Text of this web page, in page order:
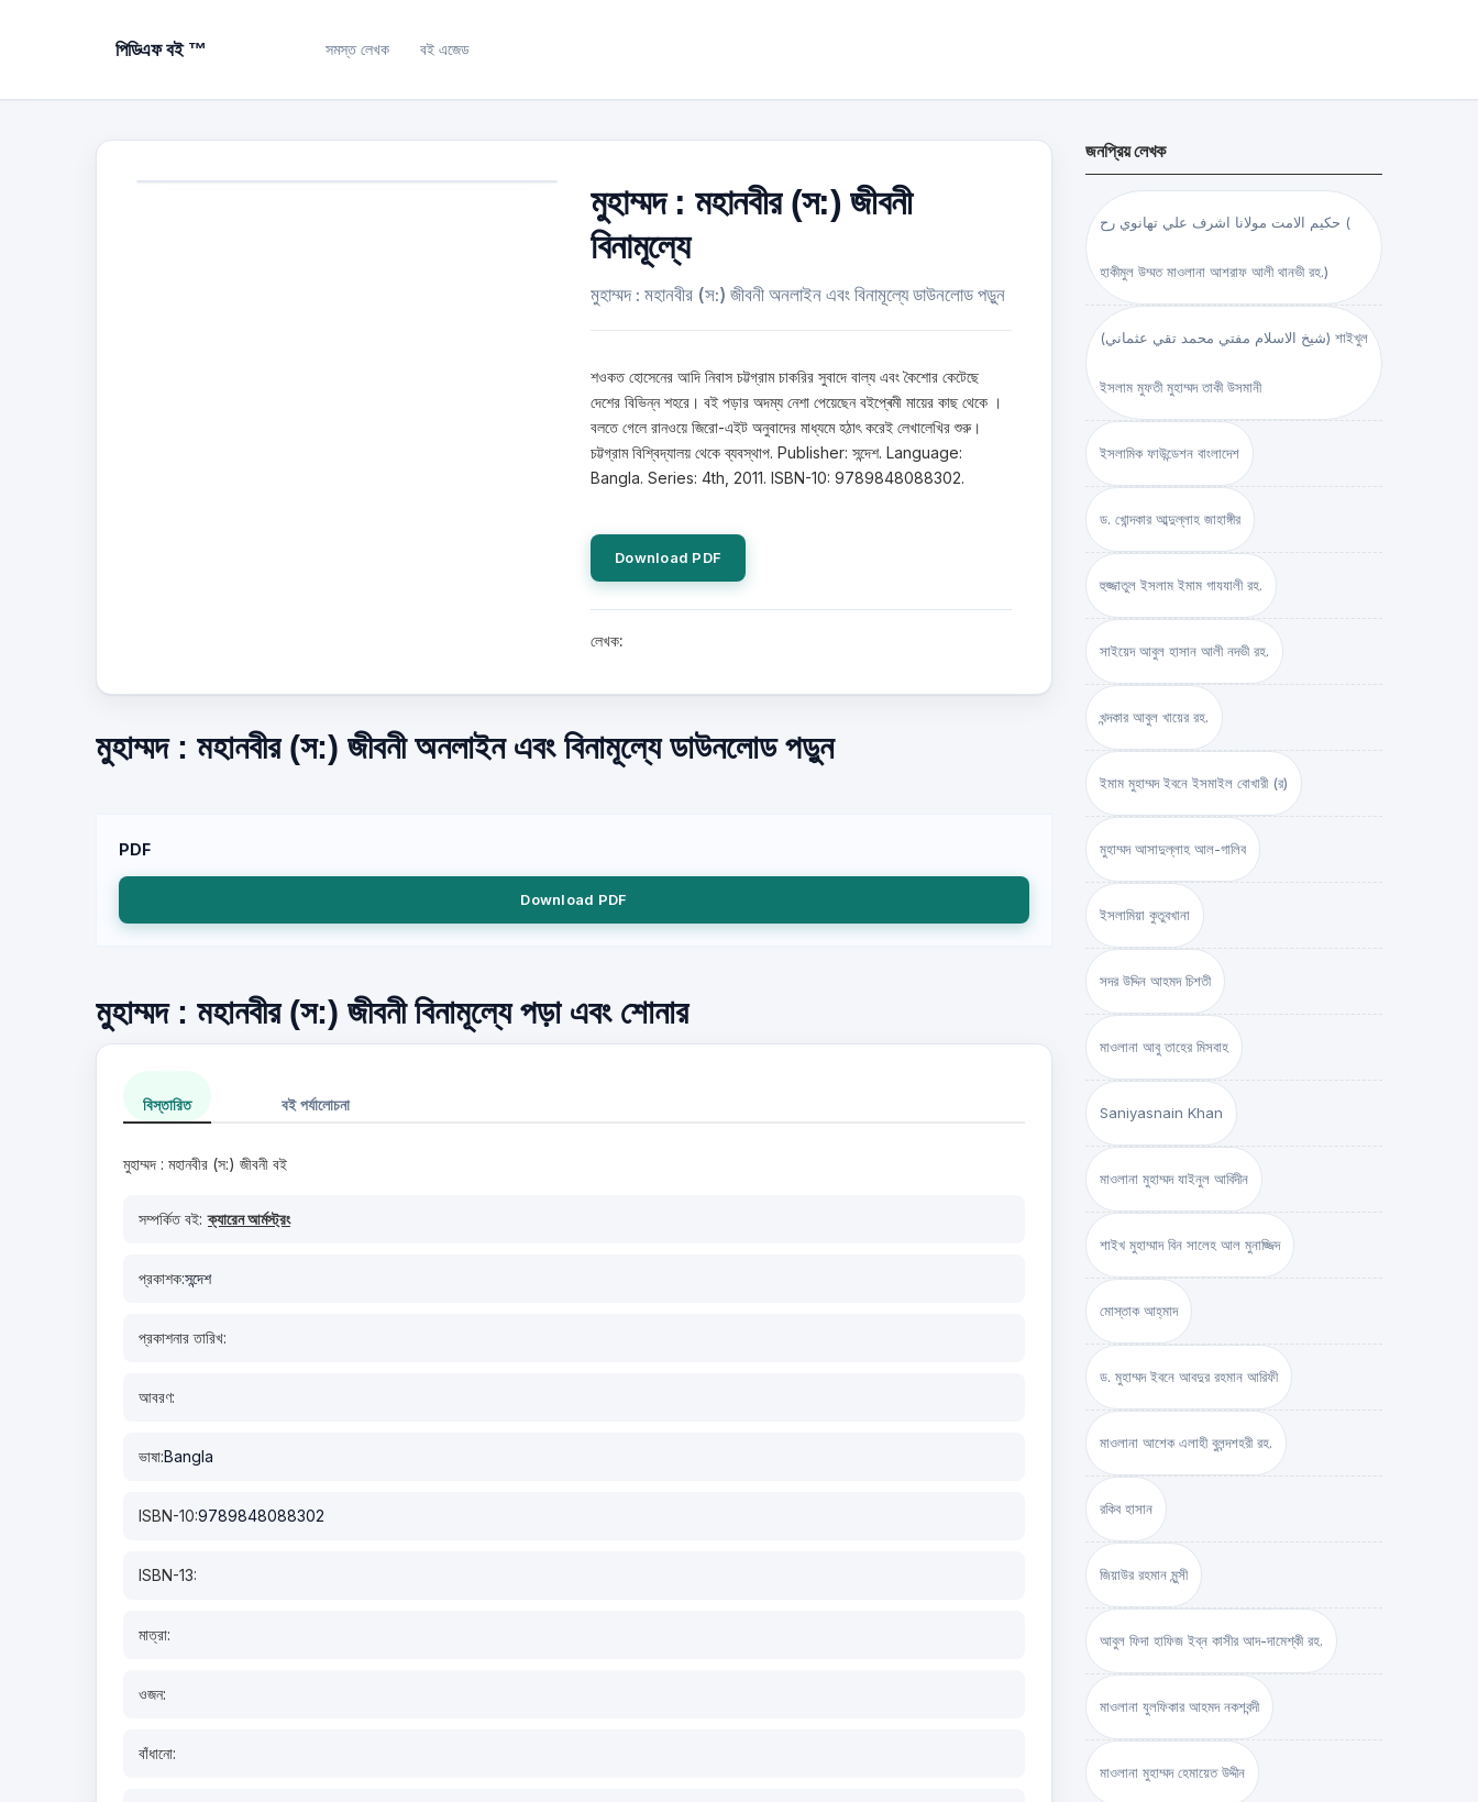
পিডিএফ বই ™ সমস্ত লেখক বই এজেড
মুহাম্মদ : মহানবীর (স:) জীবনী
বিনামূল্যে
মুহাম্মদ : মহানবীর (স:) জীবনী অনলাইন এবং বিনামূল্যে ডাউনলোড পড়ুন
শওকত হােসেনের আদি নিবাস চট্টগ্রাম চাকরির সুবাদে বাল্য এবং কৈশোর কেটেছে
দেশের বিভিন্ন শহরে। বই পড়ার অদম্য নেশা পেয়েছেন বইপ্ৰেমী মায়ের কাছ থেকে ।
বলতে গেলে রানওয়ে জিরো-এইট অনুবাদের মাধ্যমে হঠাৎ করেই লেখালেখির শুরু।
চট্টগ্রাম বিশ্বিদ্যালয় থেকে ব্যবস্থাপ. Publisher: সন্দেশ. Language:
Bangla. Series: 4th, 2011. ISBN-10: 9789848088302.
Download PDF
লেখক:
মুহাম্মদ : মহানবীর (স:) জীবনী অনলাইন এবং বিনামূল্যে ডাউনলোড পড়ুন
PDF
Download PDF
মুহাম্মদ : মহানবীর (স:) জীবনী বিনামূল্যে পড়া এবং শোনার
বিস্তারিত বই পর্যালোচনা
মুহাম্মদ : মহানবীর (স:) জীবনী বই
সম্পর্কিত বই: ক্যারেন আর্মস্ট্রং
প্রকাশক:সন্দেশ
প্রকাশনার তারিখ:
আবরণ:
ভাষা:Bangla
ISBN-10:9789848088302
ISBN-13:
মাত্রা:
ওজন:
বাঁধানো:
জনপ্রিয় লেখক
حكيم الامت مولانا اشرف علي تهانوي رح (
হাকীমুল উম্মত মাওলানা আশরাফ আলী থানভী রহ.)
(شيخ الاسلام مفتي محمد تقي عثماني) শাইখুল
ইসলাম মুফতী মুহাম্মদ তাকী উসমানী
ইসলামিক ফাউন্ডেশন বাংলাদেশ
ড. খোন্দকার আব্দুল্লাহ জাহাঙ্গীর
হুজ্জাতুল ইসলাম ইমাম গাযযালী রহ.
সাইয়েদ আবুল হাসান আলী নদভী রহ.
খন্দকার আবুল খায়ের রহ.
ইমাম মুহাম্মদ ইবনে ইসমাইল বোখারী (র)
মুহাম্মদ আসাদুল্লাহ আল-গালিব
ইসলামিয়া কুতুবখানা
সদর উদ্দিন আহমদ চিশতী
মাওলানা আবু তাহের মিসবাহ
Saniyasnain Khan
মাওলানা মুহাম্মদ যাইনুল আবিদীন
শাইখ মুহাম্মাদ বিন সালেহ আল মুনাজ্জিদ
মোস্তাক আহ্‌মাদ
ড. মুহাম্মদ ইবনে আবদুর রহমান আরিফী
মাওলানা আশেক এলাহী বুলন্দশহরী রহ.
রকিব হাসান
জিয়াউর রহমান মুন্সী
আবুল ফিদা হাফিজ ইব্‌ন কাসীর আদ-দামেশ্‌কী রহ.
মাওলানা যুলফিকার আহমদ নকশবন্দী
মাওলানা মুহাম্মদ হেমায়েত উদ্দীন